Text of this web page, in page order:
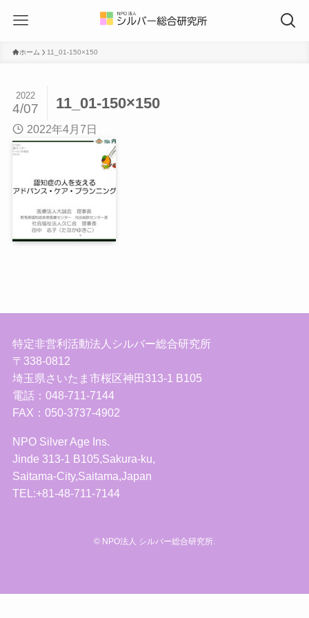
ホーム 11_01-150×150
11_01-150×150
2022
4/07
2022年4月7日
特定非営利活動法人シルバー総合研究所
〒338-0812
埼玉県さいたま市桜区神田313-1 B105
電話：048-711-7144
FAX：050-3737-4902
NPO Silver Age Ins.
Jinde 313-1 B105,Sakura-ku,
Saitama-City,Saitama,Japan
TEL:+81-48-711-7144
© NPO法人 シルバー総合研究所.